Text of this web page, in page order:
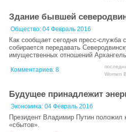
Здание бывшей
Общество: 04 Февраль 2016
Как сообщает сегодня пресс-
собирается передавать
имущественных отношений
Комментариев: 8
Women
Будущее принадлежит
Экономика: 04 Февраль 2016
Президент Владимир Путин положил
«сбытов».